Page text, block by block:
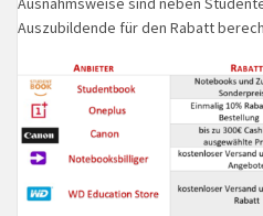
Auszubildende für den Rabatt